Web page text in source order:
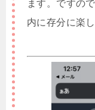
ます。ですの
内に存分に楽